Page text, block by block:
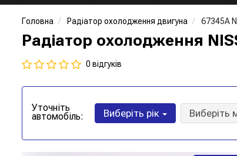
Головна Радіатор охолодження двигуна 67345A
Радіатор охолодження
0 відгуків
Уточніть
автомобіль: Виберіть рік Виберіть